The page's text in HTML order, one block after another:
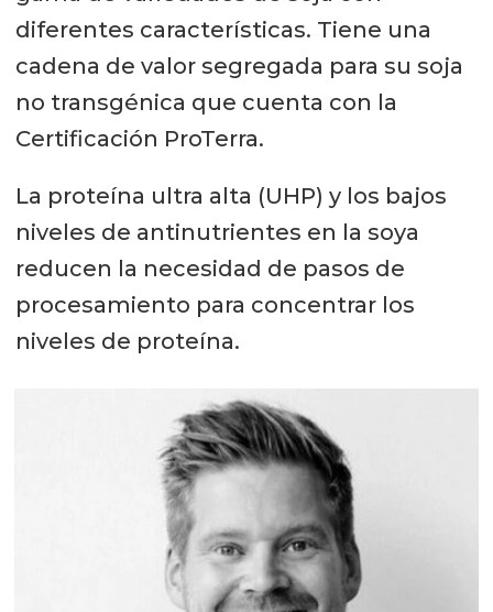
diferentes características. Tiene una
cadena de valor segregada para su soja
no transgénica que cuenta con la
Certificación ProTerra.
La proteína ultra alta (UHP) y los bajos
niveles de antinutrientes en la soya
reducen la necesidad de pasos de
procesamiento para concentrar los
niveles de proteína.